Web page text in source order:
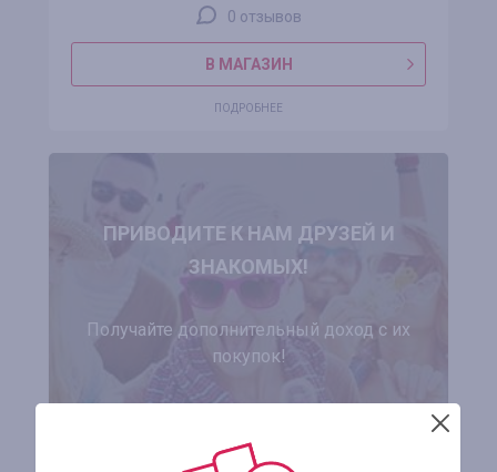
0 отзывов
В МАГАЗИН
ПОДРОБНЕЕ
ПРИВОДИТЕ К НАМ ДРУЗЕЙ И
ЗНАКОМЫХ!
Получайте дополнительный доход с их
покупок!
ЗАРЕГИСТРИРОВАТЬСЯ